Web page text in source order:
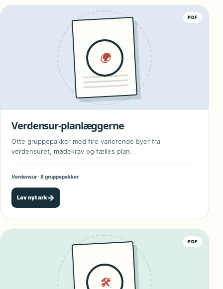
PDF
🌍
Verdensur-planlæggerne
Otte gruppepakker med fire varierende byer fra
verdensuret, mødekrav og fælles plan.
Verdensur · 8 gruppepakker
Lav nyt ark→
PDF
🛠